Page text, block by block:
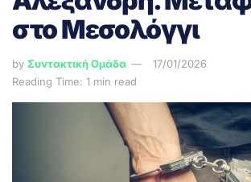
στο Μεσολόγγι
by Συντακτική Ομάδα
17/01/2026
Reading Time: 1 min read